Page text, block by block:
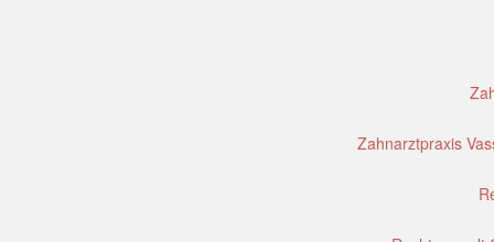
Zahnarztpraxis